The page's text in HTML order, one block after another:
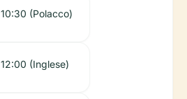
10:30 (Polacco)
12:00 (Inglese)